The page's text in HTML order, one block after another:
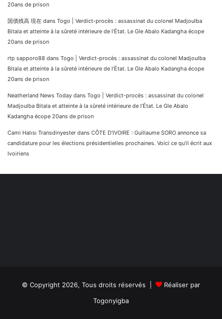
20ans de prison
国債残高 現在 dans Togo | Verdict-procès : assassinat du colonel Madjoulba
Bitala et atteinte à la sûreté intérieure de l’État. Le Gle Abalo Kadangha écope
20ans de prison
rtp sapporo88 dans Togo | Verdict-procès : assassinat du colonel Madjoulba
Bitala et atteinte à la sûreté intérieure de l’État. Le Gle Abalo Kadangha écope
20ans de prison
Neatherland News Today dans Togo | Verdict-procès : assassinat du colonel
Madjoulba Bitala et atteinte à la sûreté intérieure de l’État. Le Gle Abalo
Kadangha écope 20ans de prison
Cami Halısı Transdinyester dans CÔTE D’IVOIRE : Guillaume SORO annonce sa
candidature pour les élections présidentielles prochaines. Voici ce qu’il écrit aux
Ivoiriens
© Copyright 2026, Tous droits réservés |
Réaliser par
Togonyigba